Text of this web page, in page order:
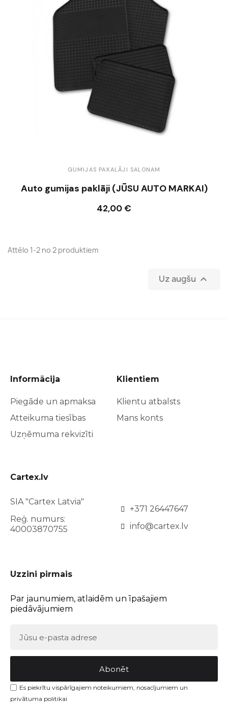
GUMIJAS PAKALĀJI SALONAM
Auto gumijas paklāji (JŪSU AUTO MARKAI)
42,00 €
Ielikt grozā
Attēlo 1-2 no 2 produktiem
Uz augšu 
Informācija
Piegāde un apmaksa
Atteikuma tiesības
Uzņēmuma rekvizīti
Klientiem
Klientu atbalsts
Mans konts
Cartex.lv
SIA "Cartex Latvia"
Reģ. numurs:
40003870755
+371 26447647
info@cartex.lv
Uzzini pirmais
Par jaunumiem, atlaidēm un īpašajiem
piedāvājumiem
Abonēt
Es piekrītu vispārīgajiem noteikumiem, nosacījumiem un
privātuma politikai